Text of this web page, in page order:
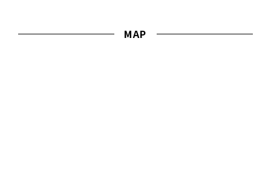
MAP